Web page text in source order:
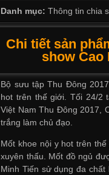
Danh mục: Thông tin chia
Chi tiết sản
show Cao
Bộ sưu tập Thu Đông
hot trên thế giới. Tối 24/2
Việt Nam Thu Đông 2017,
trắng làm chủ đạo.
Mốt khoe nội y hot trên
xuyên thấu. Mốt đồ ngủ
Minh Tiến sử dụng đa